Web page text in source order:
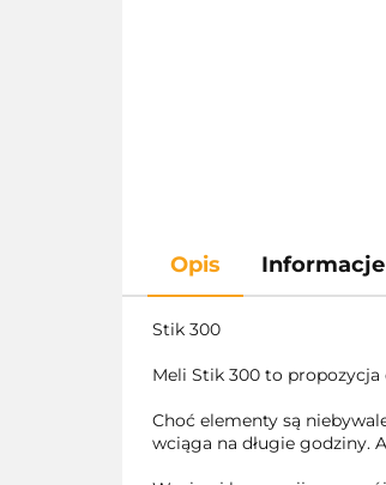
Opis
Stik 300
Meli Stik 300 to
Choć elementy są
wciąga na długie godziny.